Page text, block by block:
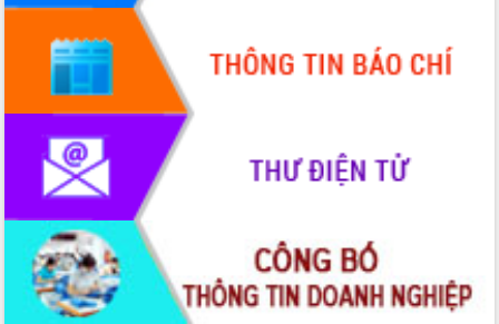
Lễ truy điệu và an táng hài cốt liệt sĩ
tại Nghĩa trang Liệt sĩ xã Sơn Hòa
Bàn giải pháp tháo gỡ khó khăn trong
xuất khẩu sầu riêng và triển khai quy
định EUDR
Thứ trưởng Bộ Nông nghiệp và Môi
trường Nguyễn Hoàng Hiệp khảo sát
vùng trồng và doanh nghiệp đóng gói
sầu riêng tại Đắk Lắk
Trình diễn nghệ thuật chế biến các
món ăn từ sầu riêng
Đắk Lắk công bố Quy hoạch và xúc
tiến đầu tư tỉnh